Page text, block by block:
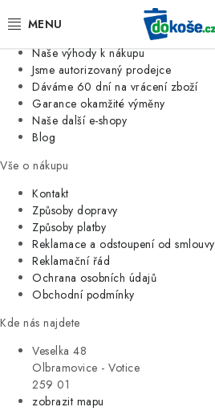
Jsme tradiční česká firma
Naše výhody k nákupu
Jsme autorizovaný prodejce
Dáváme 60 dní na vrácení zboží
Garance okamžité výměny
Naše další e-shopy
Blog
Vše o nákupu
Kontakt
Způsoby dopravy
Způsoby platby
Reklamace a odstoupení od smlouvy
Reklamační řád
Ochrana osobních údajů
Obchodní podmínky
Kde nás najdete
Veselka 48
Olbramovice - Votice
259 01
zobrazit mapu
KOŠE
SÁČKY
KUCHYNĚ
ORGANIZACE
DOMÁCNOST
ÚKLID
VÝPRODEJ
ZNAČKY